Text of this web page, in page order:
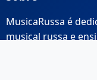
MusicaRussa é
musical russa e